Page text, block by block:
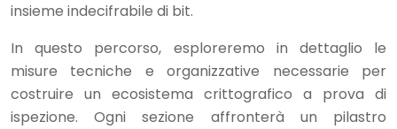
insieme indecifrabile di bit.
In questo percorso, esploreremo in dettaglio le
misure tecniche e organizzative necessarie per
costruire un ecosistema crittografico a prova di
ispezione. Ogni sezione affronterà un pilastro